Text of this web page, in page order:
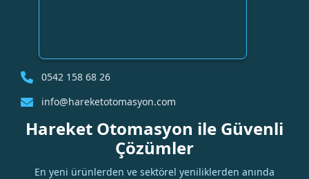
0542 158 68 26
info@hareketotomasyon.com
Hareket Otomasyon ile Güvenli
Çözümler
En yeni ürünlerden ve sektörel yeniliklerden anında